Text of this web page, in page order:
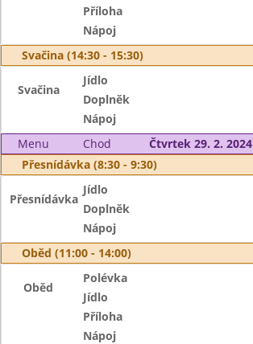
Příloha
Nápoj
Svačina (14:30 - 15:30)
Svačina
Jídlo
Doplněk
Nápoj
Menu
Chod
Čtvrtek 29. 2. 2024
Přesnídávka (8:30 - 9:30)
Přesnídávka
Jídlo
Doplněk
Nápoj
Oběd (11:00 - 14:00)
Oběd
Polévka
Jídlo
Příloha
Nápoj